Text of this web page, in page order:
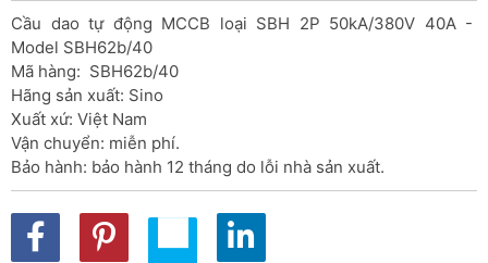
Cầu dao tự động MCCB loại SBH 2P 50kA/380V 40A -
Model SBH62b/40
Mã hàng:  SBH62b/40
Hãng sản xuất: Sino
Xuất xứ: Việt Nam
Vận chuyển: miễn phí.
Bảo hành: bảo hành 12 tháng do lỗi nhà sản xuất.